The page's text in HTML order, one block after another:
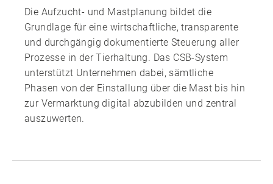
X
Y
Z
Die Aufzucht‑ und Mastplanung bildet die
Grundlage für eine wirtschaftliche, transparente
und durchgängig dokumentierte Steuerung aller
Prozesse in der Tierhaltung. Das CSB‑System
unterstützt Unternehmen dabei, sämtliche
Phasen von der Einstallung über die Mast bis hin
zur Vermarktung digital abzubilden und zentral
auszuwerten.